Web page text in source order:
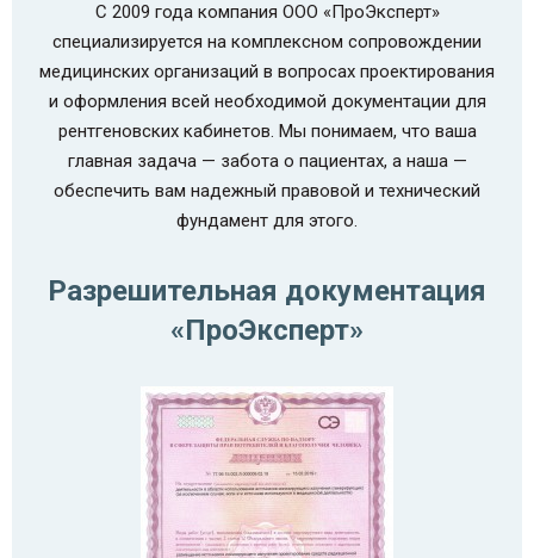
С 2009 года компания ООО «ПроЭксперт»
специализируется на комплексном сопровождении
медицинских организаций в вопросах проектирования
и оформления всей необходимой документации для
рентгеновских кабинетов. Мы понимаем, что ваша
главная задача — забота о пациентах, а наша —
обеспечить вам надежный правовой и технический
фундамент для этого.
Разрешительная документация
«ПроЭксперт»